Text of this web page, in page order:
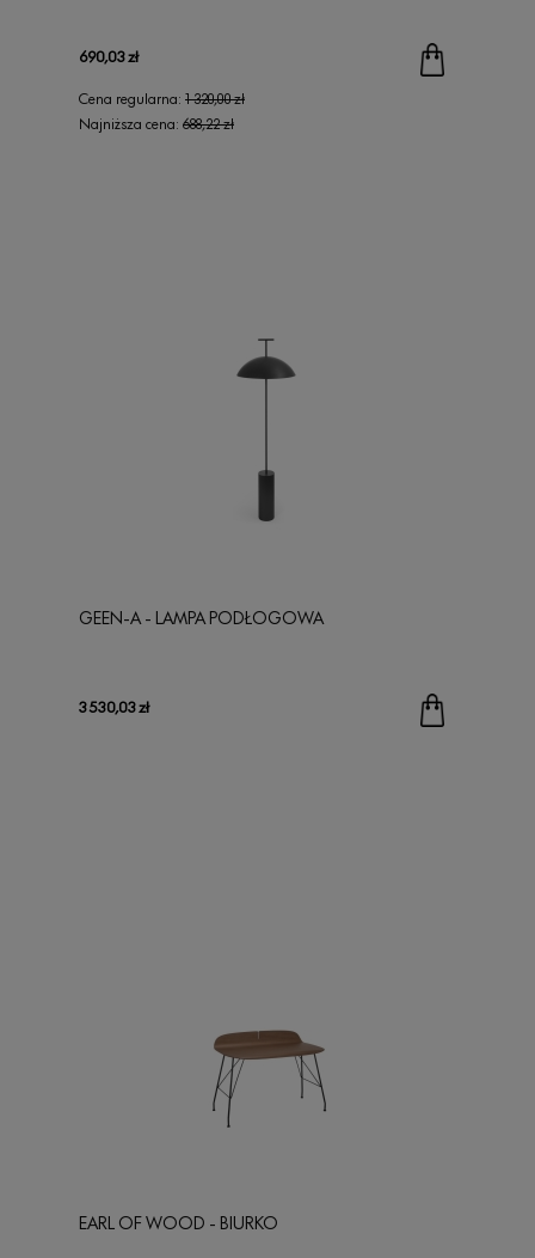
690,03 zł
Cena regularna: 1 320,00 zł
Najniższa cena: 688,22 zł
GEEN-A - LAMPA PODŁOGOWA
3 530,03 zł
EARL OF WOOD - BIURKO